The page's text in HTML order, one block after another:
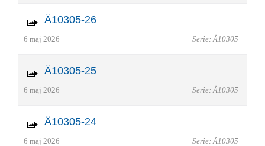
Ä10305-26
6 maj 2026 Serie: Ä10305
Ä10305-25
6 maj 2026 Serie: Ä10305
Ä10305-24
6 maj 2026 Serie: Ä10305